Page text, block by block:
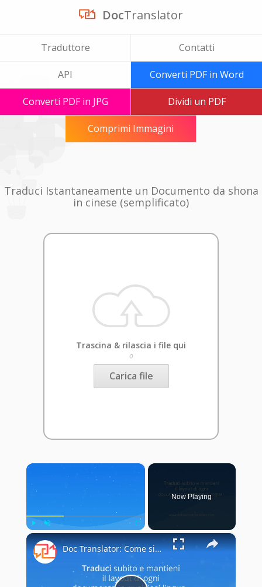
DocTranslator
Traduttore Contatti
API Converti PDF in Word
Converti PDF in JPG Dividi un PDF
Comprimi Immagini
Traduci Istantaneamente un Documento da shona
in cinese (semplificato)
Trascina & rilascia i file qui
o
Carica file
×
Play Unmute Fullscreen
Now Playing
×
Doc Translator: Come si usa il traduttore di documenti?